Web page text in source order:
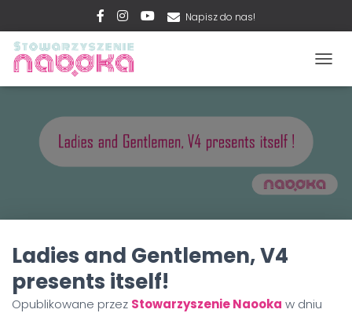
Napisz do nas!
Ladies and Gentlemen, V4
presents itself!
Opublikowane przez Stowarzyszenie Naooka w dniu